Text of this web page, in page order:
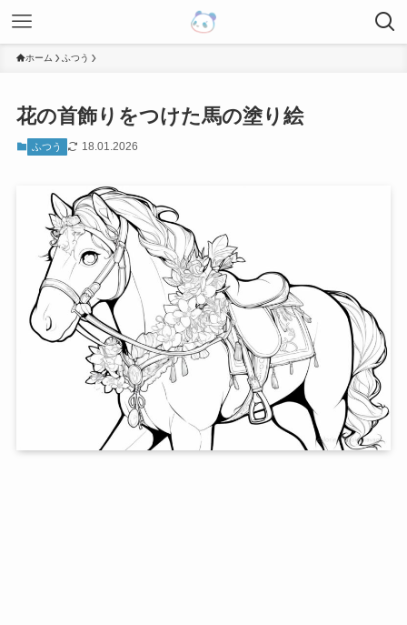
ホーム ふつう
花の首飾りをつけた馬の塗り絵
ふつう 18.01.2026